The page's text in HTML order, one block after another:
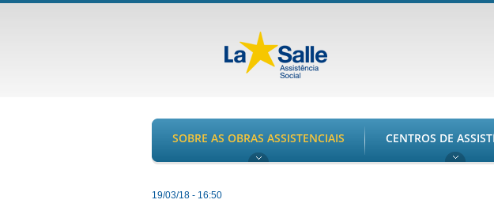
SOBRE AS OBRAS ASSISTENCIAIS CENTROS DE
19/03/18 - 16:50